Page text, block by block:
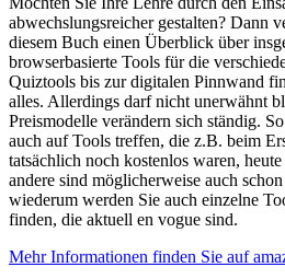
abwechslungsreicher gestalten? Dann
diesem Buch einen Überblick über
browserbasierte Tools für die
Quiztools bis zur digitalen Pinnwand
alles. Allerdings darf nicht unerwähnt
Preismodelle verändern sich ständig.
auch auf Tools treffen, die z.B. beim
tatsächlich noch kostenlos waren,
andere sind möglicherweise auch
wiederum werden Sie auch einzelne
finden, die aktuell en vogue sind.
Mehr Informationen finden Sie auf